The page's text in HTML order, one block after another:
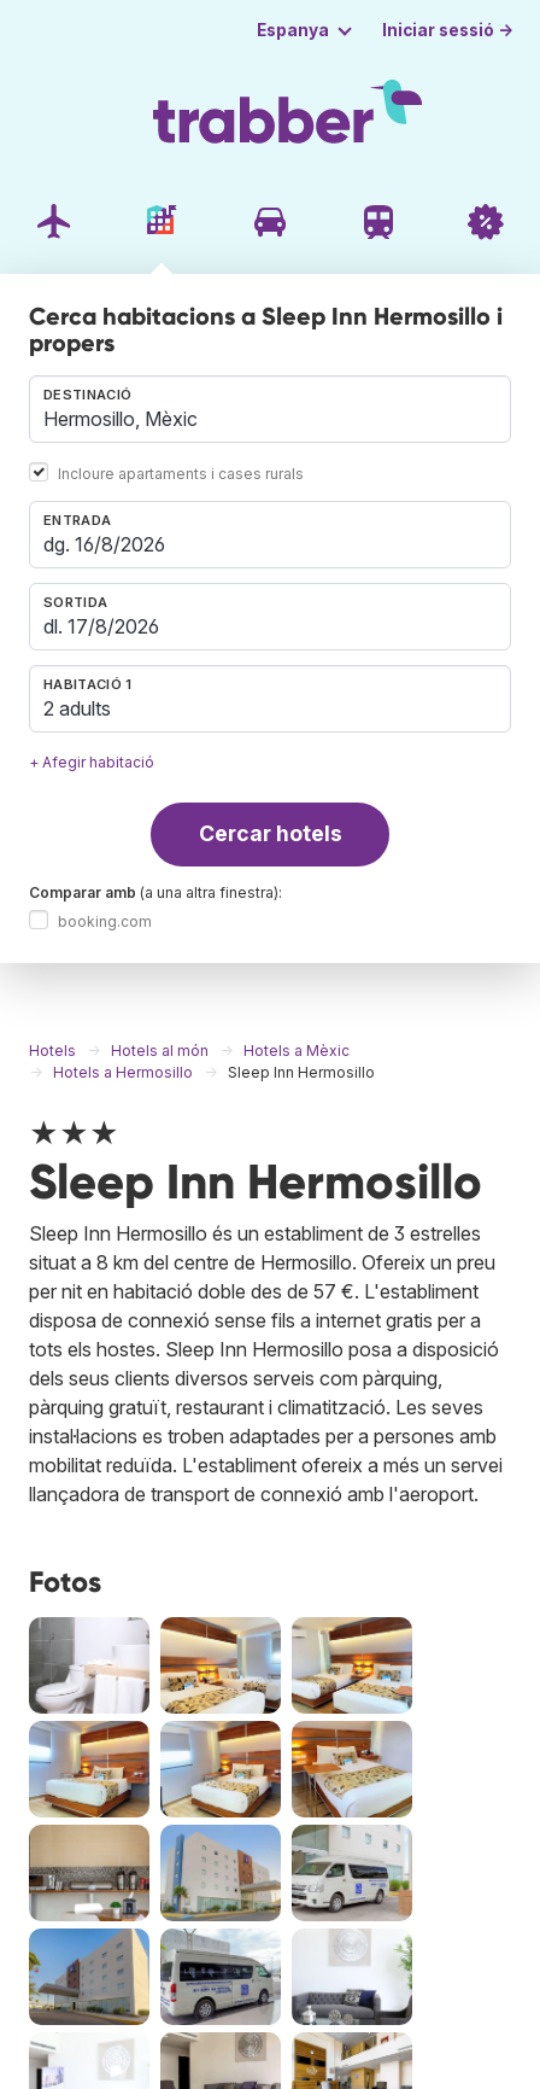
Espanya Iniciar sessió →
Cerca habitacions a Sleep Inn Hermosillo i
propers
DESTINACIÓ
Incloure apartaments i cases rurals
ENTRADA
SORTIDA
HABITACIÓ 1
2 adults
+ Afegir habitació
Cercar hotels
Comparar amb (a una altra finestra):
booking.com
Hotels Hotels al món
Hotels a Mèxic
Hotels a Hermosillo
Sleep Inn Hermosillo
★★★
Sleep Inn Hermosillo
Sleep Inn Hermosillo és un establiment de 3 estrelles
situat a 8 km del centre de Hermosillo. Ofereix un preu
per nit en habitació doble des de 57 €. L'establiment
disposa de connexió sense fils a internet gratis per a
tots els hostes. Sleep Inn Hermosillo posa a disposició
dels seus clients diversos serveis com pàrquing,
pàrquing gratuït, restaurant i climatització. Les seves
instal·lacions es troben adaptades per a persones amb
mobilitat reduïda. L'establiment ofereix a més un servei
llançadora de transport de connexió amb l'aeroport.
Fotos